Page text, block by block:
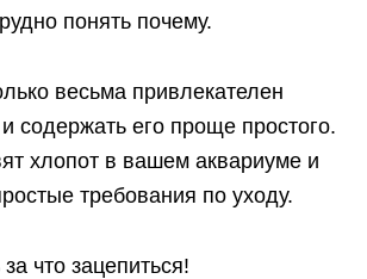
понять почему.
весьма привлекателен
содержать его проще простого.
хлопот в вашем аквариуме и
требования по уходу.
что зацепиться!